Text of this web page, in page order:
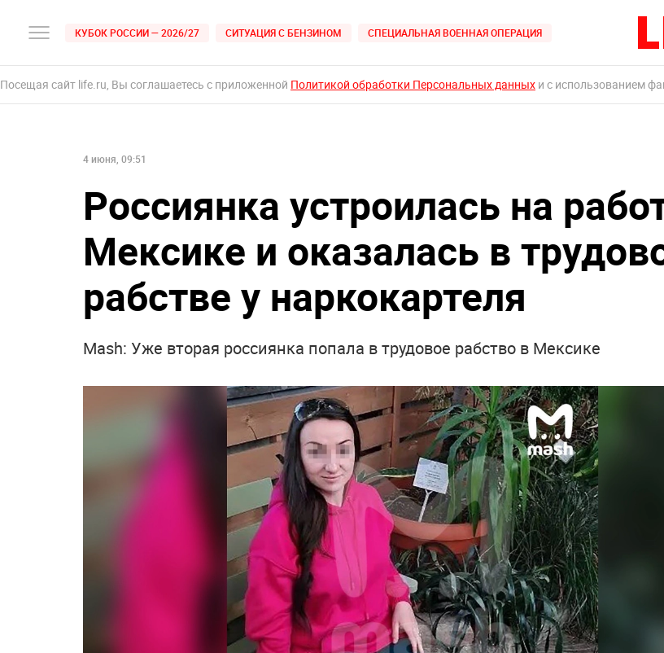
КУБОК РОССИИ — 2026/27 СИТУАЦИЯ С БЕНЗИНОМ СПЕЦИАЛЬНАЯ ВОЕННАЯ ОПЕРАЦИЯ
Посещая сайт life.ru, Вы соглашаетесь с приложенной Политикой обработки Персональных данных и с использованием
4 июня, 09:51
Россиянка устроилась на
Мексике и оказалась в
рабстве у наркокартеля
Mash: Уже вторая россиянка попала в трудовое рабство в Мексике